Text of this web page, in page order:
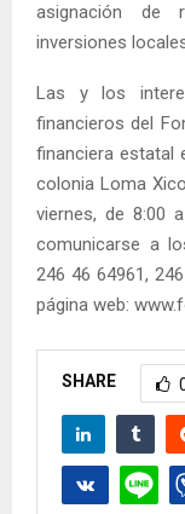
asignación de
inversiones
Las y los
financieros del
financiera estatal
colonia Loma
viernes, de 8:00
comunicarse a
246 46 64961,
página web:
SHARE